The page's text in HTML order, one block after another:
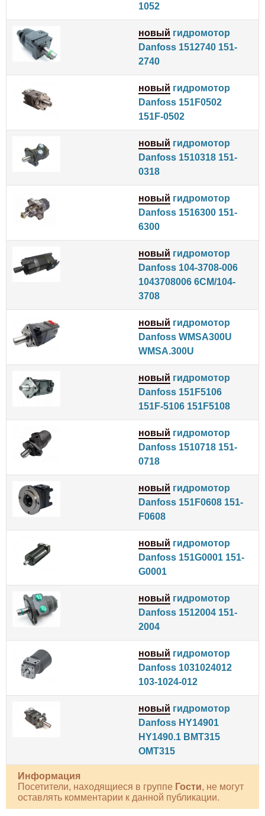
1052
новый гидромотор
Danfoss 1512740 151-
2740
новый гидромотор
Danfoss 151F0502
151F-0502
новый гидромотор
Danfoss 1510318 151-
0318
новый гидромотор
Danfoss 1516300 151-
6300
новый гидромотор
Danfoss 104-3708-006
1043708006 6CM/104-
3708
новый гидромотор
Danfoss WMSA300U
WMSA.300U
новый гидромотор
Danfoss 151F5106
151F-5106 151F5108
новый гидромотор
Danfoss 1510718 151-
0718
новый гидромотор
Danfoss 151F0608 151-
F0608
новый гидромотор
Danfoss 151G0001 151-
G0001
новый гидромотор
Danfoss 1512004 151-
2004
новый гидромотор
Danfoss 1031024012
103-1024-012
новый гидромотор
Danfoss HY14901
HY1490.1 BMT315
OMT315
Информация
Посетители, находящиеся в группе Гости, не могут
оставлять комментарии к данной публикации.